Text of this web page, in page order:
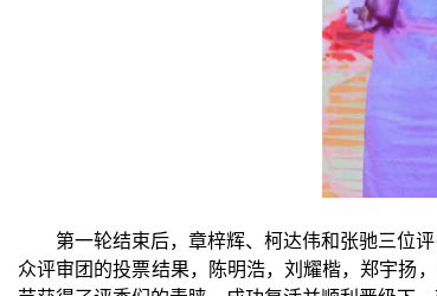
第一轮结束后，章梓辉、柯达伟和张驰三位
众评审团的投票结果，陈明浩，刘耀楷，郑宇扬